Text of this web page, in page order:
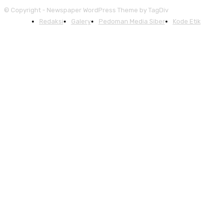
© Copyright - Newspaper WordPress Theme by TagDiv
Redaksi
Galery Pedoman Media Siber Kode Etik